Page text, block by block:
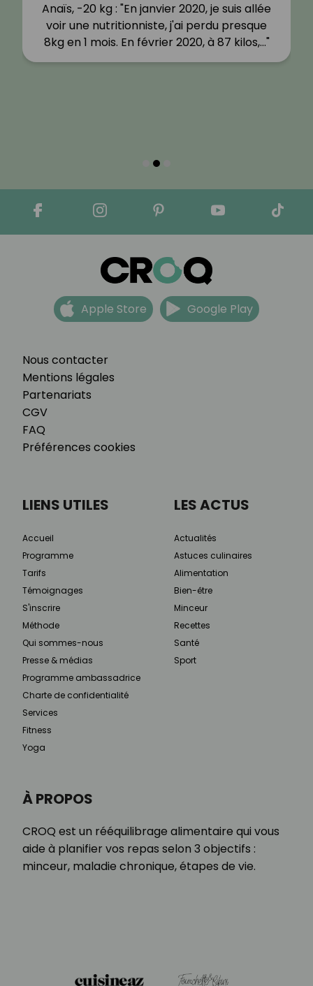
Anaïs, -20 kg : "En janvier 2020, je suis allée
voir une nutritionniste, j'ai perdu presque
8kg en 1 mois. En février 2020, à 87 kilos,…"
Nous contacter
Mentions légales
Partenariats
CGV
FAQ
Préférences cookies
Apple Store Google Play
À PROPOS
CROQ est un rééquilibrage alimentaire qui vous
aide à planifier vos repas selon 3 objectifs :
minceur, maladie chronique, étapes de vie.
LIENS UTILES
Accueil
Programme
Tarifs
Témoignages
S'inscrire
Méthode
Qui sommes-nous
Presse & médias
Programme ambassadrice
Charte de confidentialité
Services
Fitness
Yoga
LES ACTUS
Actualités
Astuces culinaires
Alimentation
Bien-être
Minceur
Recettes
Santé
Sport